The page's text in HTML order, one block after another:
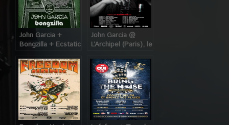
John Garcia +
Bongzilla + Ecstatic
(Paris), le 3 Mai
2017
John Garcia @
L’Archipel (Paris), le